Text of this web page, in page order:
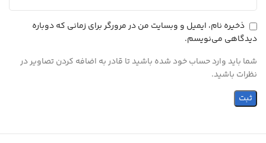
ذخیره نام، ایمیل و وبسایت من در مرورگر برای زمانی که دوباره
دیدگاهی می‌نویسم.
شما باید وارد حساب خود شده باشید تا قادر به اضافه کردن تصاویر در
نظرات باشید.